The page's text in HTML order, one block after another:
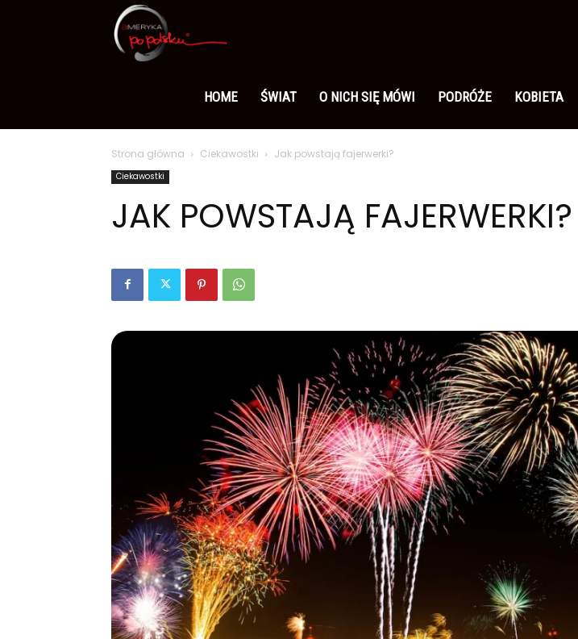
po
polsku
HOME ŚWIAT O NICH SIĘ MÓWI PODRÓŻE KOBIETA
Strona główna Ciekawostki Jak powstają fajerwerki?
Ciekawostki
JAK POWSTAJĄ FAJERWERKI?